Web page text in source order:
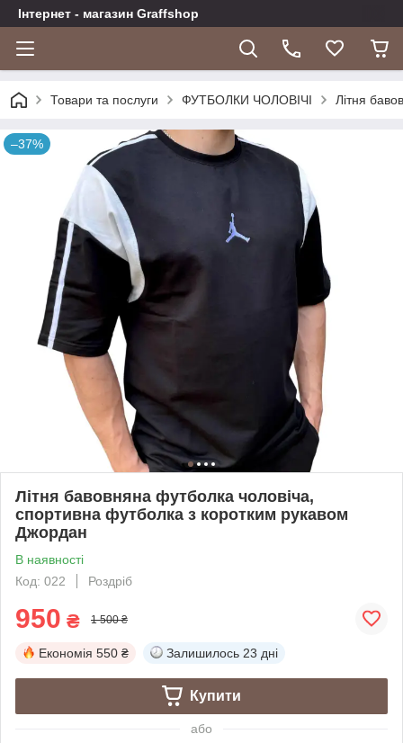
Інтернет - магазин Graffshop
Товари та послуги ФУТБОЛКИ ЧОЛОВІЧІ Літня
–37%
Літня бавовняна футболка чоловіча,
спортивна футболка з коротким рукавом
Джордан
В наявності
Код: 022
Роздріб
950 ₴ 1 500 ₴
Економія 550 ₴ Залишилось 23 дні
Купити
або